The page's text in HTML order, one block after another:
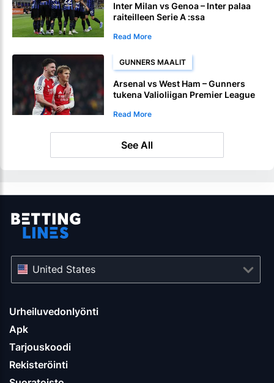
Inter Milan vs Genoa – Inter palaa
raiteilleen Serie A :ssa
Read More
GUNNERS MAALIT
Arsenal vs West Ham – Gunners
tukena Valioliigan Premier League
Read More
See All
Urheiluvedonlyönti
Apk
Tarjouskoodi
Rekisteröinti
United States